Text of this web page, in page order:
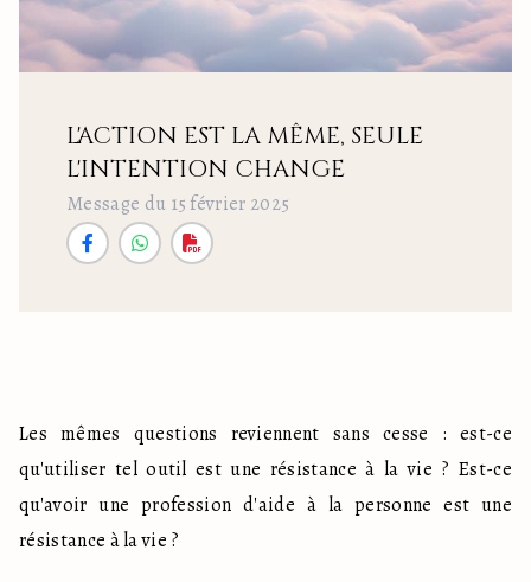
L'ACTION EST LA MÊME, SEULE
L'INTENTION CHANGE
Message du 15 février 2025
Les mêmes questions reviennent sans cesse : est-ce
qu'utiliser tel outil est une résistance à la vie ? Est-ce
qu'avoir une profession d'aide à la personne est une
résistance à la vie ?